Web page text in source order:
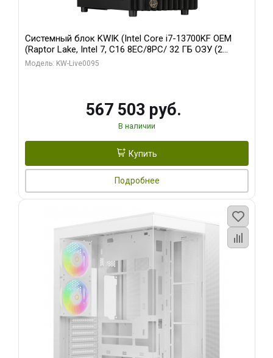
Системный блок KWIK (Intel Core i7-13700KF OEM
(Raptor Lake, Intel 7, C16 8EC/8PC/ 32 ГБ ОЗУ (2
модуля)/ Afox RTX4090 24GB GDDR6X 384-Bit 3xDP
Модель: KW-Live0095
567 503 руб.
В наличии
Купить
Подробнее